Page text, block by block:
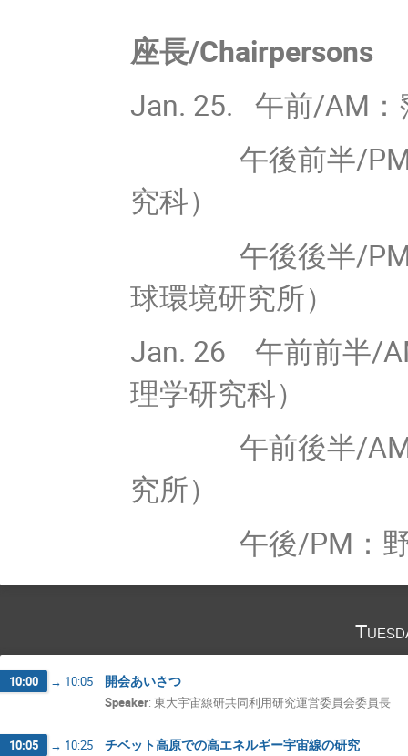
座長/Chairpersons
Jan. 25. 午前/AM：
午後前半/PM
究科）
午後後半/PM
球環境研究所）
Jan. 26 午前前半/
理学研究科）
午前後半/AM
究所）
午後/PM：
10:00 → 10:05 開会あいさつ
Speaker: 東大宇宙線研共同利用研究運営委員会委員長
10:05 → 10:25 チベット高原での高エネルギー宇宙線の研究